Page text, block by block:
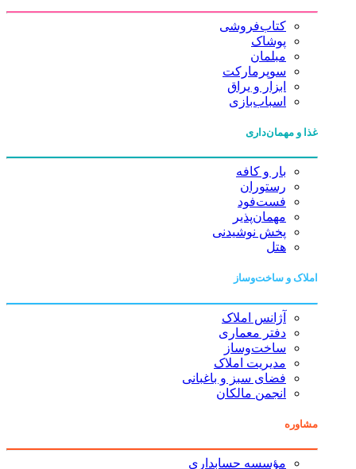
کتاب‌فروشی
پوشاک
مبلمان
سوپرمارکت
ابزار و یراق
اسباب‌بازی
غذا و مهمان‌داری
بار و کافه
رستوران
فست‌فود
مهمان‌پذیر
پخش نوشیدنی
هتل
املاک و ساخت‌وساز
آژانس املاک
دفتر معماری
ساخت‌وساز
مدیریت املاک
فضای سبز و باغبانی
انجمن مالکان
مشاوره
مؤسسه حسابداری